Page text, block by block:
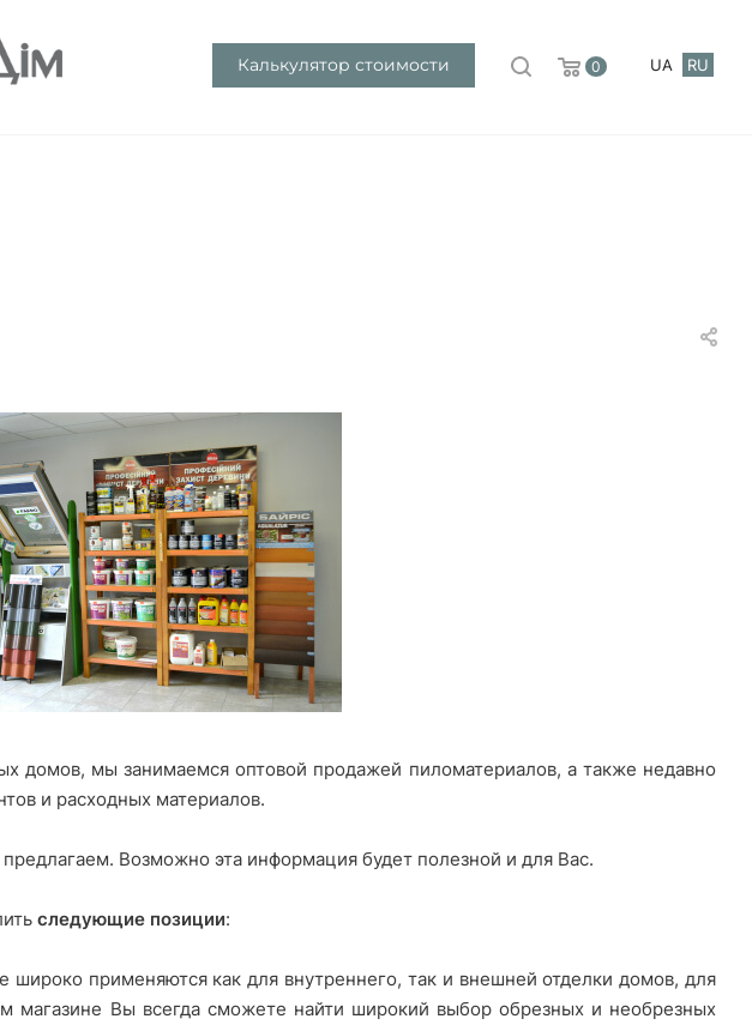
UA RU
0
Калькулятор стоимости
домов, мы занимаемся оптовой продажей пиломатериалов, а также недавно
и расходных материалов.
Возможно эта информация будет полезной и для Вас.
следующие позиции:
широко применяются как для внутреннего, так и внешней отделки домов, для
магазине Вы всегда сможете найти широкий выбор обрезных и необрезных